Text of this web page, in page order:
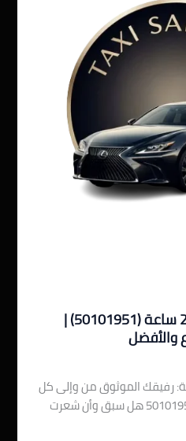
تاكسي مطار الكويت 24 ساعة (50101951) |
والأفضل
الكويت 24 ساعة: رفيقك الموثوق من وإلى كل
مناطق الكويت – اتصل بنا 50101951 هل سبق وأن شعرت